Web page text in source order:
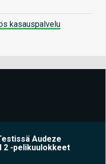
kasauspalvelu
Audeze
2 -pelikuulokkeet